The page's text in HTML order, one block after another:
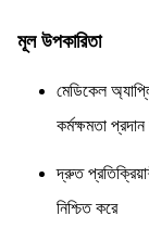
মূল উপকারিতা
মেডিকেল
কর্মক্ষমতা
দ্রুত
নিশ্চিত করে